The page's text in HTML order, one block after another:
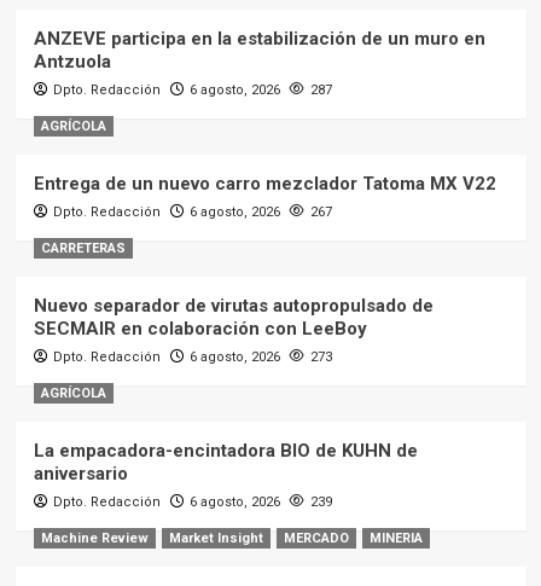
ANZEVE participa en la estabilización de un muro en
Antzuola
Dpto. Redacción 6 agosto, 2026 287
AGRÍCOLA
Entrega de un nuevo carro mezclador Tatoma MX V22
Dpto. Redacción 6 agosto, 2026 267
CARRETERAS
Nuevo separador de virutas autopropulsado de
SECMAIR en colaboración con LeeBoy
Dpto. Redacción 6 agosto, 2026 273
AGRÍCOLA
La empacadora-encintadora BIO de KUHN de
aniversario
Dpto. Redacción 6 agosto, 2026 239
Machine Review Market Insight MERCADO MINERIA